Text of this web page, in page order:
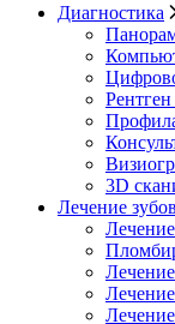
Диагностика
Рентген
3D
Лечение зубов